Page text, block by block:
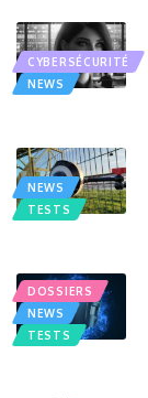
CYBERSÉCURITÉ
NEWS
NEWS
TESTS
DOSSIERS
NEWS
TESTS